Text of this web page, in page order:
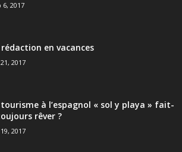
6, 2017
rédaction en vacances
2017
tourisme à l’espagnol « sol y playa » fait-
rêver ?
2017